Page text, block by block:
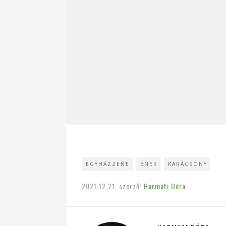
EGYHÁZZENE ÉNEK KARÁCSONY
2021.12.21. szerző: Harmati Dóra